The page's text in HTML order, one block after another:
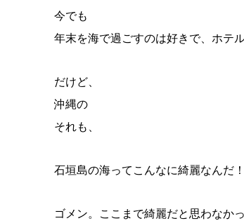
今でも
年末を海で過ごすのは好きで、ホテ
だけど、
沖縄の
それも、
石垣島の海ってこんなに綺麗なんだ！
ゴメン。ここまで綺麗だと思わなか